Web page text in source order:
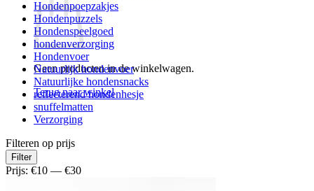
Geen producten in de winkelwagen.
Terug naar winkel
Hondenpoepzakjes
Hondenpuzzels
Hondenspeelgoed
hondenverzorging
Hondenvoer
Natuurlijk hondenvoer
Natuurlijke hondensnacks
reflecterend hondenhesje
snuffelmatten
Verzorging
Filteren op prijs
Min.
prijs
Max.
prijs
Filter
Prijs: €10 — €30